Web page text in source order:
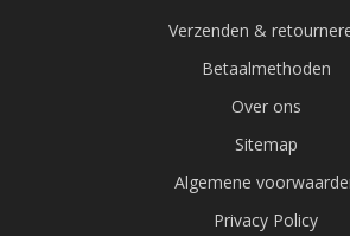
Verzenden &
Betaalmethoden
Over ons
Sitemap
Algemene
Privacy Policy